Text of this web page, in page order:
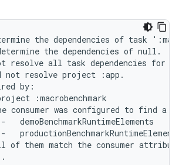
the dependencies of task
the dependencies of null.
resolve all task dependencies for
not resolve project :app.
by:
:macrobenchmark
consumer was configured to find a
demoBenchmarkRuntimeElements
of them match the consumer